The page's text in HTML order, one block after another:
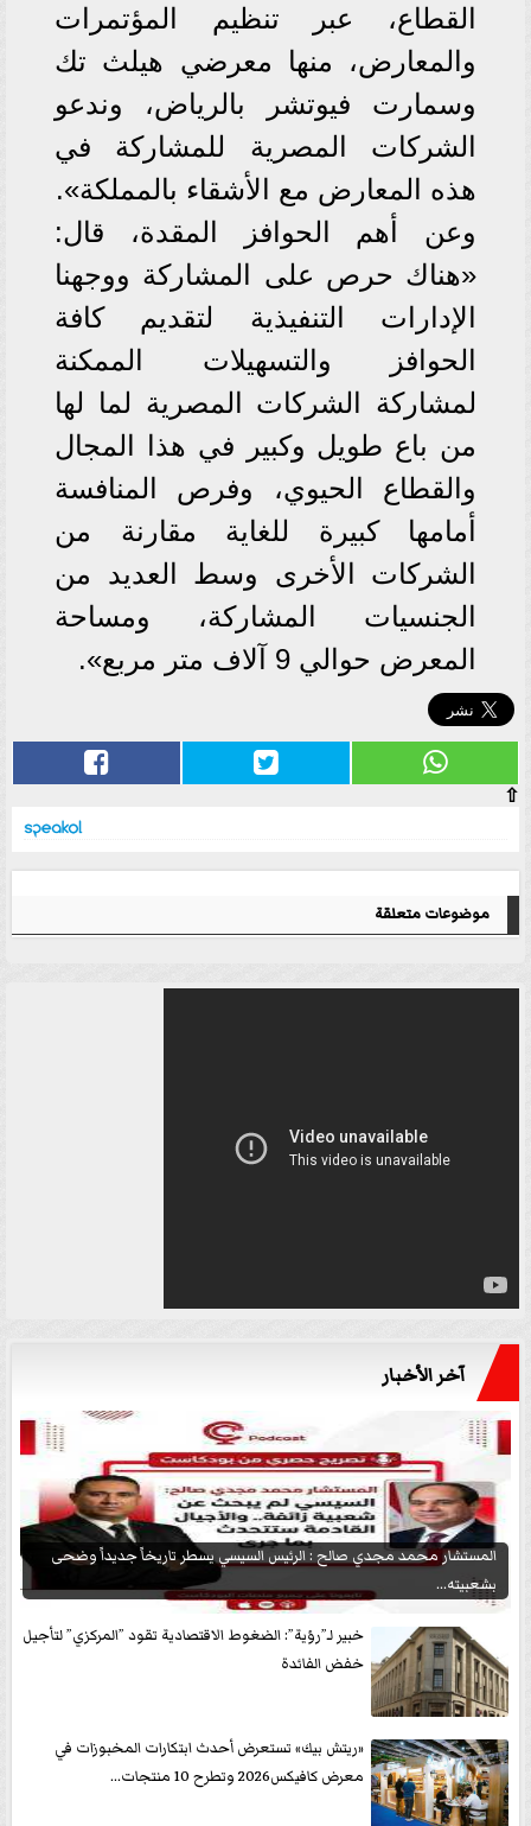
القطاع، عبر تنظيم المؤتمرات
والمعارض، منها معرضي هيلث تك
وسمارت فيوتشر بالرياض، وندعو
الشركات المصرية للمشاركة في
هذه المعارض مع الأشقاء بالمملكة».
وعن أهم الحوافز المقدة، قال:
«هناك حرص على المشاركة ووجهنا
الإدارات التنفيذية لتقديم كافة
الحوافز والتسهيلات الممكنة
لمشاركة الشركات المصرية لما لها
من باع طويل وكبير في هذا المجال
والقطاع الحيوي، وفرص المنافسة
أمامها كبيرة للغاية مقارنة من
الشركات الأخرى وسط العديد من
الجنسيات المشاركة، ومساحة
المعرض حوالي 9 آلاف متر مربع».
⇧
موضوعات متعلقة
آخر الأخبار
المستشار محمد مجدي صالح : الرئيس السيسي يسطر تاريخاً جديداً وضحى
بشعبيته...
خبير لـ”رؤية”: الضغوط الاقتصادية تقود ”المركزي” لتأجيل
خفض الفائدة
«ريتش بيك» تستعرض أحدث ابتكارات المخبوزات في
معرض كافيكس2026 وتطرح 10 منتجات...